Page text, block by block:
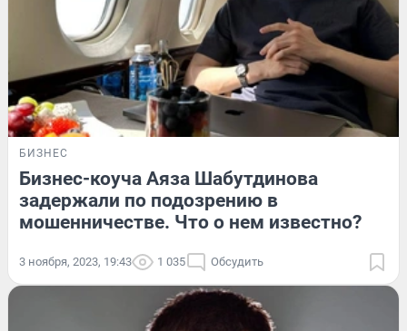
БИЗНЕС
Бизнес-коуча Аяза Шабутдинова
задержали по подозрению в
мошенничестве. Что о нем известно?
3 ноября, 2023, 19:43 1 035 Обсудить